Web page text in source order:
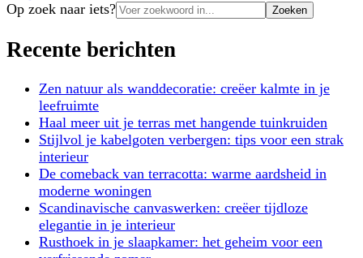
Zoeken
Op zoek naar iets?
Recente berichten
Zen natuur als wanddecoratie: creëer kalmte in je
leefruimte
Haal meer uit je terras met hangende tuinkruiden
Stijlvol je kabelgoten verbergen: tips voor een strak
interieur
De comeback van terracotta: warme aardsheid in
moderne woningen
Scandinavische canvaswerken: creëer tijdloze
elegantie in je interieur
Rusthoek in je slaapkamer: het geheim voor een